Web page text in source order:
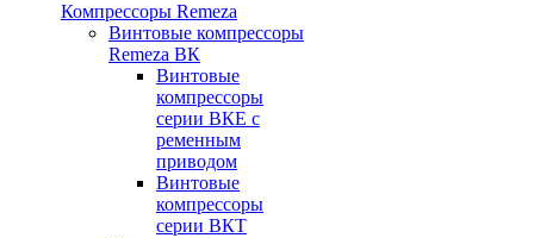
Компрессоры Remeza
Винтовые компрессоры
Remeza ВК
Винтовые
компрессоры
серии ВКЕ с
ременным
приводом
Винтовые
компрессоры
серии ВКТ